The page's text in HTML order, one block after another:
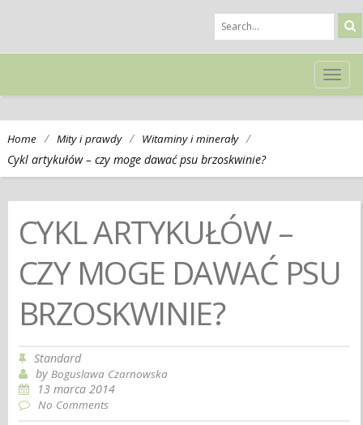
Home / Mity i prawdy / Witaminy i minerały /
Cykl artykułów – czy moge dawać psu brzoskwinie?
CYKL ARTYKUŁÓW –
CZY MOGE DAWAĆ PSU
BRZOSKWINIE?
Standard
byBoguslawa Czarnowska
13 marca 2014
No Comments